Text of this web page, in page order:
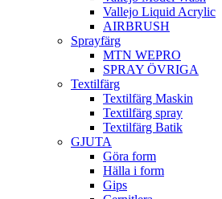
Vallejo Liquid Acrylic
AIRBRUSH
Sprayfärg
MTN WEPRO
SPRAY ÖVRIGA
Textilfärg
Textilfärg Maskin
Textilfärg spray
Textilfärg Batik
GJUTA
Göra form
Hälla i form
Gips